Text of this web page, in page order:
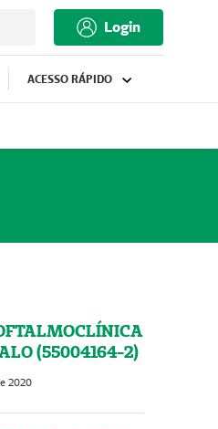
Login
ACESSO RÁPIDO
(55004164-2)
2020